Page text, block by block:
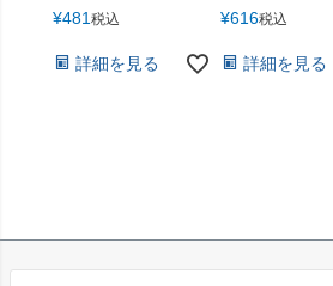
¥481 税込
詳細を見る
¥616税込
詳細を見る